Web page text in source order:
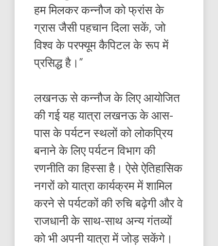
हम मिलकर कन्नौज को फ्रांस के
ग्रास जैसी पहचान दिला सकें, जो
विश्व के परफ्यूम कैपिटल के रूप में
प्रसिद्ध है।”
लखनऊ से कन्नौज के लिए आयोजित
की गई यह यात्रा लखनऊ के आस-
पास के पर्यटन स्थलों को लोकप्रिय
बनाने के लिए पर्यटन विभाग की
रणनीति का हिस्सा है। ऐसे ऐतिहासिक
नगरों को यात्रा कार्यक्रम में शामिल
करने से पर्यटकों की रुचि बढ़ेगी और वे
राजधानी के साथ-साथ अन्य गंतव्यों
को भी अपनी यात्रा में जोड़ सकेंगे।